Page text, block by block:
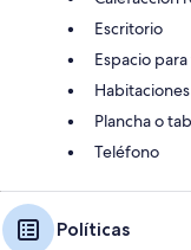
Escritorio
Espacio
Plancha o
Teléfono
Políticas